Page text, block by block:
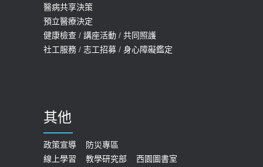
2026-05-14
20歲迪士尼男星因癲癇猝逝 老人小
孩最好發、醫師點出8大前兆
2019-07-09
預約
2022-01-07
醫病共享決策
預立醫療決定
健康檢查 / 講座活動 / 共同照護
社工服務 / 志工招募 / 身心障礙鑑定
其他
政策宣導
防災專區
線上學習
教學研究部
西園圖書室